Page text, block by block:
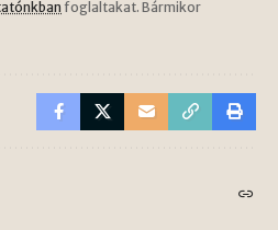
foglaltakat. Bármikor